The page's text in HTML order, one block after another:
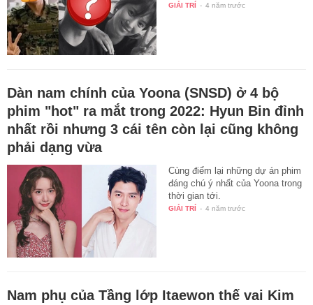
GIẢI TRÍ - 4 năm trước
Dàn nam chính của Yoona (SNSD) ở 4 bộ
phim "hot" ra mắt trong 2022: Hyun Bin đỉnh
nhất rồi nhưng 3 cái tên còn lại cũng không
phải dạng vừa
Cùng điểm lại những dự án phim
đáng chú ý nhất của Yoona trong
thời gian tới.
GIẢI TRÍ - 4 năm trước
Nam phụ của Tầng lớp Itaewon thế vai Kim